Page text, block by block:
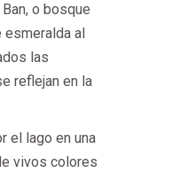
o bosque
esmeralda al
las
reflejan en la
el lago en una
vivos colores